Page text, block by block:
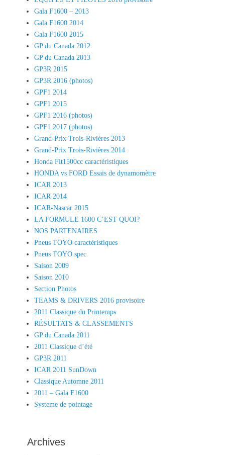
Gala F1600 – 2013
Gala F1600 2014
Gala F1600 2015
GP du Canada 2012
GP du Canada 2013
GP3R 2015
GP3R 2016 (photos)
GPF1 2014
GPF1 2015
GPF1 2016 (photos)
GPF1 2017 (photos)
Grand-Prix Trois-Rivières 2013
Grand-Prix Trois-Rivières 2014
Honda Fit1500cc caractéristiques
HONDA vs FORD Essais de dynamomètre
ICAR 2013
ICAR 2014
ICAR-Nascar 2015
LA FORMULE 1600 C’EST QUOI?
NOS PARTENAIRES
Pneus TOYO caractéristiques
Pneus TOYO spec
Saison 2009
Saison 2010
Section Photos
TEAMS & DRIVERS 2016 provisoire
2011 Classique du Printemps
RÉSULTATS & CLASSEMENTS
GP du Canada 2011
2011 Classique d’été
GP3R 2011
ICAR 2011 SunDown
Classique Automne 2011
2011 – Gala F1600
Systeme de pointage
Archives